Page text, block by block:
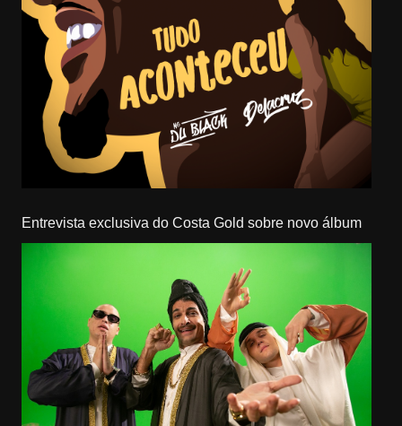
Entrevista exclusiva do Costa Gold sobre novo álbum